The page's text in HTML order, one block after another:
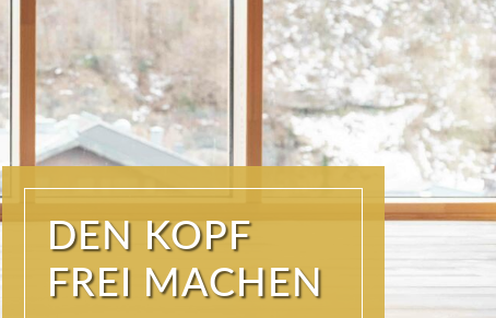
ÜBER DEN
DÄCHERN DER
KURSTADT
Schöner als im SKY SPA kann es im